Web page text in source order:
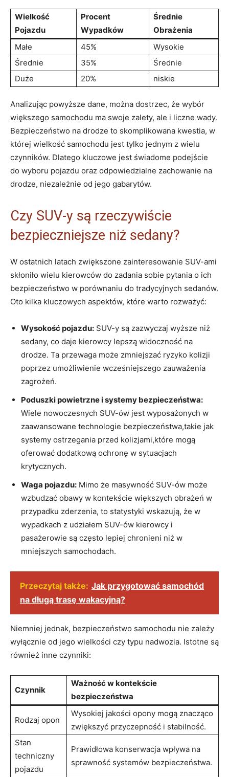
Wielkość
‍Pojazdu
Procent
Wypadków
Średnie
Obrażenia
Małe
45%
Wysokie
Średnie
35%
Średnie
Duże
20% niskie
Analizując powyższe dane, można dostrzec, że ⁢wybór
większego samochodu ma⁤ swoje‌ zalety, ale i liczne wady.
⁣Bezpieczeństwo na drodze ‍to skomplikowana kwestia, w
której ​wielkość samochodu‌ jest tylko jednym z wielu
czynników. Dlatego kluczowe ⁢jest świadome podejście
⁢do wyboru pojazdu oraz odpowiedzialne⁣ zachowanie na
drodze, niezależnie od jego‌ gabarytów.
Czy SUV-y są rzeczywiście
bezpieczniejsze ⁢niż ‌sedany?
W ostatnich latach zwiększone ‌zainteresowanie ‍SUV-ami
skłoniło wielu kierowców⁤ do ⁢zadania sobie pytania ⁢o ich
bezpieczeństwo w porównaniu do‍ tradycyjnych sedanów.
Oto⁣ kilka kluczowych aspektów, które warto rozważyć:
Wysokość pojazdu: ⁤SUV-y są zazwyczaj wyższe niż
sedany, co ⁤daje kierowcy lepszą‌ widoczność‌ na
drodze. ‍Ta przewaga może zmniejszać ryzyko kolizji​
poprzez ⁢umożliwienie wcześniejszego zauważenia
⁢zagrożeń.
Poduszki powietrzne‍ i systemy bezpieczeństwa:
‌Wiele nowoczesnych SUV-ów ​jest wyposażonych ​w⁢
zaawansowane technologie‌ bezpieczeństwa,takie ⁣jak⁤
systemy ostrzegania przed⁣ kolizjami,które mogą
⁤oferować‌ dodatkową ‍ochronę w sytuacjach
krytycznych.
Waga‌ pojazdu: Mimo że masywność SUV-ów może
wzbudzać obawy‌ w kontekście większych obrażeń w
przypadku zderzenia, to ‍statystyki wskazują, ⁤że w
⁢wypadkach z udziałem SUV-ów kierowcy ⁣i
pasażerowie są często lepiej​ chronieni niż ⁣w
mniejszych samochodach.
Przeczytaj także: Jak przygotować samochód
na długą trasę wakacyjną?
Niemniej jednak, bezpieczeństwo samochodu nie zależy
wyłącznie od jego⁢ wielkości czy typu nadwozia. Istotne⁢ są
‍również ⁢inne czynniki:
Czynnik
Ważność w kontekście ​
bezpieczeństwa
Rodzaj opon
Wysokiej ‌jakości opony mogą ⁣znacząco
zwiększyć przyczepność i stabilność.
Stan
techniczny
pojazdu
Prawidłowa ​konserwacja wpływa na
⁤sprawność systemów‌ bezpieczeństwa.